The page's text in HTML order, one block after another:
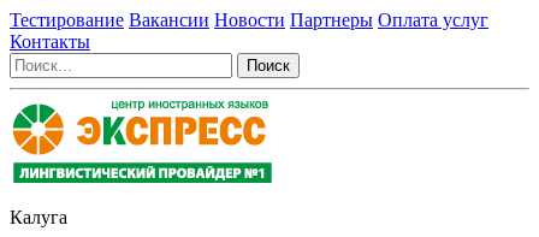
Тестирование Вакансии Новости Партнеры Оплата услуг
Контакты
Калуга